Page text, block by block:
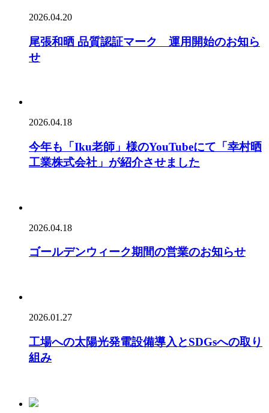
2026.04.20
尾張和晒 品質認証マーク 運用開始のお知ら
せ
2026.04.18
今年も「Iku老師」様のYouTubeにて「幸村晒
工業株式会社」が紹介させました
2026.04.18
ゴールデンウィーク期間の営業のお知らせ
2026.01.27
工場への太陽光発電設備導入とSDGsへの取り
組み